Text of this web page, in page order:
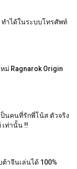
ทำได้ในระบบโทรศัพท์
ม่ Ragnarok Origin
นคนที่รักพี่โน้ส ตัวจริง
ท่านั้น !!
าจีนเล่นได้ 100%